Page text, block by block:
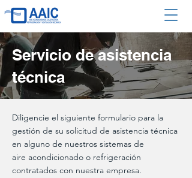
Servicio de asistencia
técnica
Diligencie el siguiente formulario para la
gestión de su solicitud de asistencia técnica
en alguno de nuestros sistemas de
aire acondicionado o refrigeración
contratados con nuestra empresa.